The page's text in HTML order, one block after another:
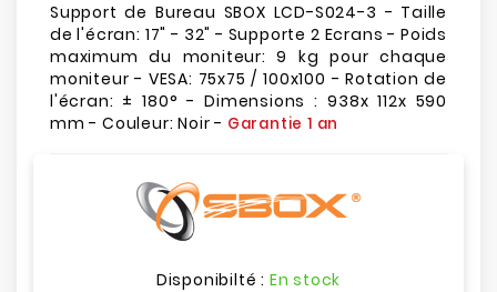
Support de Bureau SBOX LCD-S024-3 - Taille
de l'écran: 17" - 32" - Supporte 2 Ecrans - Poids
maximum du moniteur: 9 kg pour chaque
moniteur - VESA: 75x75 / 100x100 - Rotation de
l'écran: ± 180° - Dimensions : 938x 112x 590
mm - Couleur: Noir - Garantie 1 an
Disponibilté : En stock